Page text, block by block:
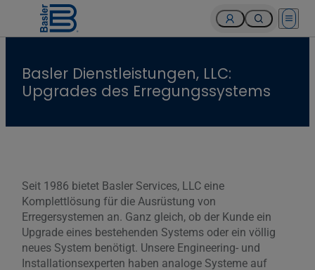
Open
Basler Dienstleistungen, LLC:
Upgrades des Erregungssystems
Seit 1986 bietet Basler Services, LLC eine
Komplettlösung für die Ausrüstung von
Erregersystemen an. Ganz gleich, ob der Kunde ein
Upgrade eines bestehenden Systems oder ein völlig
neues System benötigt. Unsere Engineering- und
Installationsexperten haben analoge Systeme auf